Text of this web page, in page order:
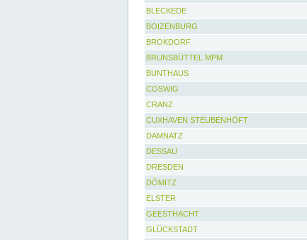
BLECKEDE
BOIZENBURG
BROKDORF
BRUNSBÜTTEL MPM
BUNTHAUS
COSWIG
CRANZ
CUXHAVEN STEUBENHÖFT
DAMNATZ
DESSAU
DRESDEN
DÖMITZ
ELSTER
GEESTHACHT
GLÜCKSTADT